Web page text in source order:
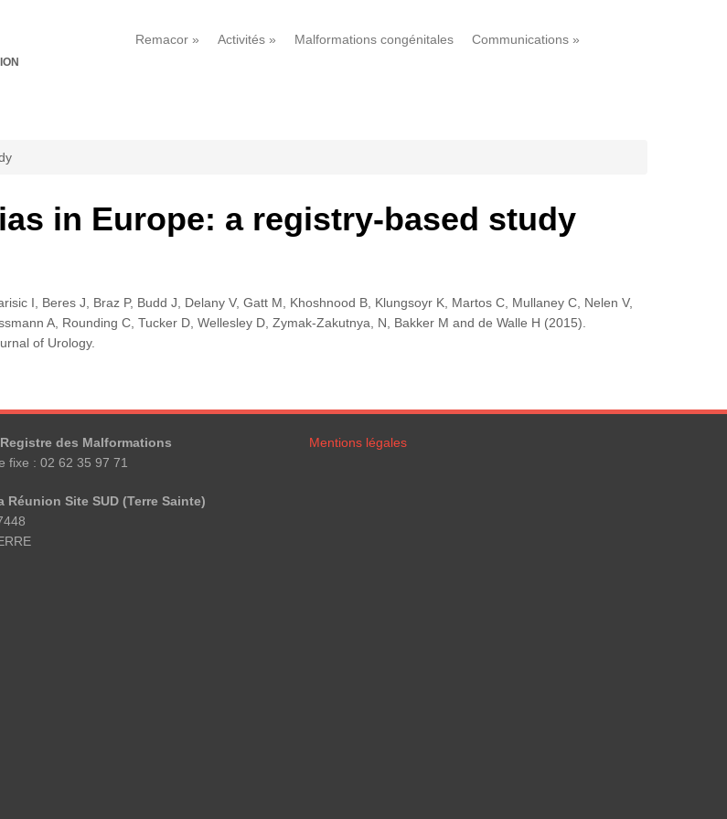
Remacor » Activités » Malformations congénitales Communications »
in Europe: a registry-based study
I, Beres J, Braz P, Budd J, Delany V, Gatt M, Khoshnood B, Klungsoyr K, Martos C, Mullaney C, Nelen V,
A, Rounding C, Tucker D, Wellesley D, Zymak-Zakutnya, N, Bakker M and de Walle H (2015).
of Urology.
des Malformations
fixe : 02 62 35 97 71
Réunion Site SUD (Terre Sainte)
Mentions légales